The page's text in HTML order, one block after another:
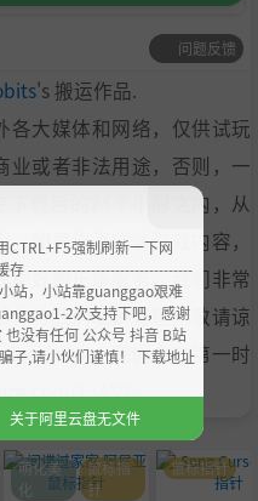
问题反馈
's 搬运作品.
各大媒体和网络，仅供试玩
业或者非法用途，否则，一
载后的24个小时之内，从
如果您喜欢该游戏内容，
更好的正版服务。我们非常
件与我们联系处理。敬请谅
，我们会在第一时
13459/。
萌化美
化
鼠标指
针
鼠标指针
CTRL+F5强制刷新一下网
存 ----------------------------------
站，小站靠guanggao艰难
2次支持下吧，感谢
没有任何 公众号 抖音 B站
子,请小伙们谨慎！ 下载地址
关于阿里云盘无文件